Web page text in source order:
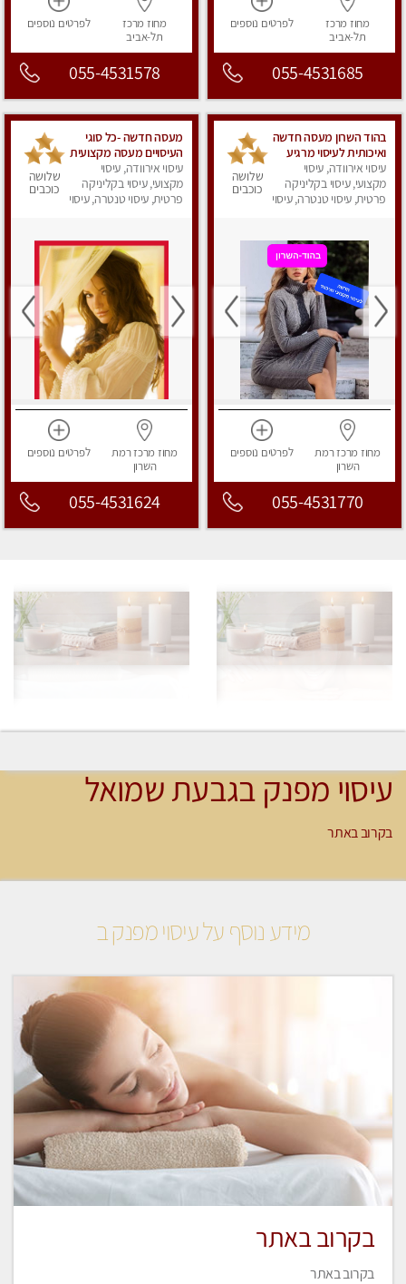
מחוז מרכז
תל-אביב
לפרטים נוספים
055-4531685
מחוז מרכז
תל-אביב
לפרטים נוספים
055-4531578
בהוד השרון מעסה חדשה
ואיכותית לעיסוי מרגיע
ומפנק VIP-מומלץ
לחלוטין! פרטי! ​​​​​​ Highly
recommended
עיסוי אירוודה, עיסוי
מקצועי, עיסוי בקליניקה
פרטית, עיסוי טנטרה, עיסוי
שלושה
כוכבים
מחוז מרכזרמת
השרון
לפרטים נוספים
055-4531770
מעסה חדשה -כל סוגי
העיסויים מעסה מקצועית
ואיכותית פרטי!!!מומלץ
לחלוטין!!
עיסוי אירוודה, עיסוי
מקצועי, עיסוי בקליניקה
פרטית, עיסוי טנטרה, עיסוי
שלושה
כוכבים
מחוז מרכזרמת
השרון
לפרטים נוספים
055-4531624
עיסוי מפנק בגבעת שמואל
בקרוב באתר
מידע נוסף על עיסוי מפנק ב
בקרוב באתר
בקרוב באתר